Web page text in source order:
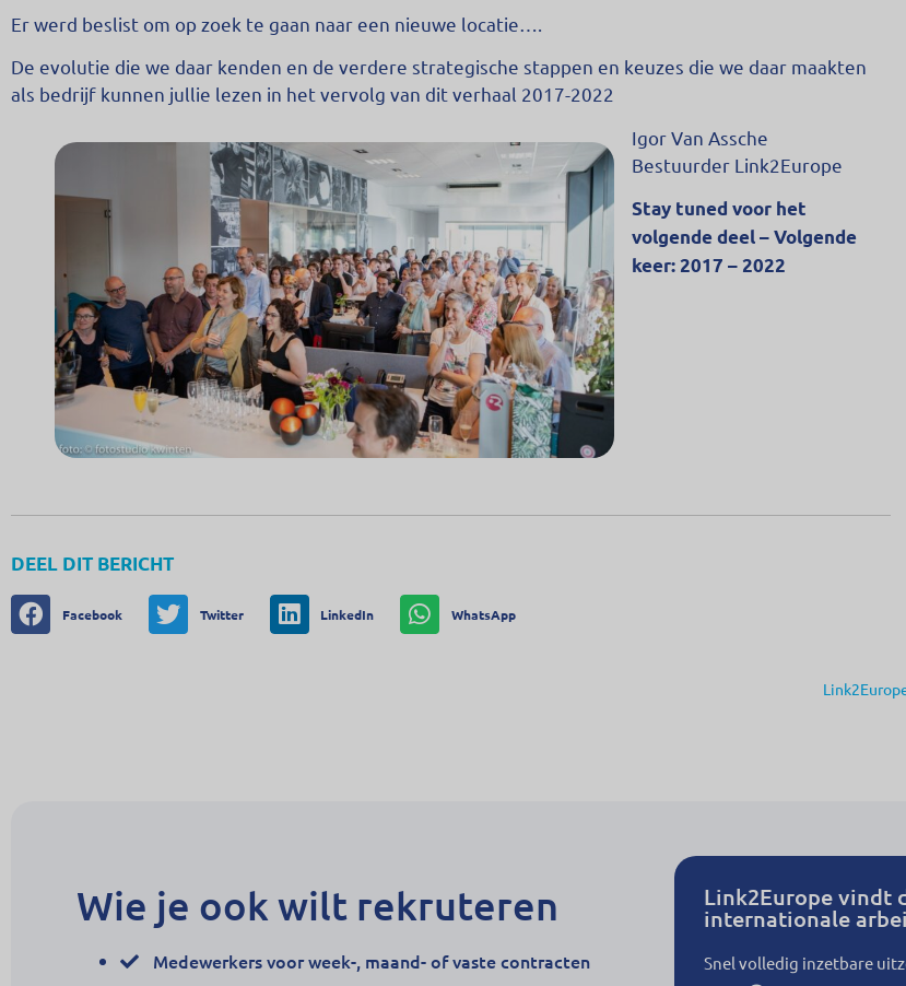
Er werd beslist om op zoek te gaan naar een nieuwe locatie….
De evolutie die we daar kenden en de verdere strategische stappen en keuzes die we daar maakten
als bedrijf kunnen jullie lezen in het vervolg van dit verhaal 2017-2022
Igor Van Assche
Bestuurder Link2Europe
Stay tuned voor het
volgende deel – Volgende
keer: 2017 – 2022
DEEL DIT BERICHT
Facebook Twitter LinkedIn WhatsApp
Wie je ook wilt rekruteren
Medewerkers voor week-, maand- of vaste contracten
Link2Europe vindt
internationale
Snel volledig inzetbare